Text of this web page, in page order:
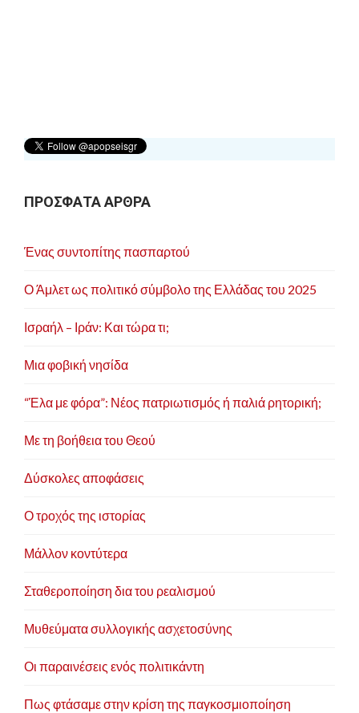
ρ
ρ
ν
ΠΡΟΣΦΑΤΑ ΑΡΘΡΑ
Ένας συντοπίτης πασπαρτού
Ο Άμλετ ως πολιτικό σύμβολο της Ελλάδας του 2025
Ισραήλ – Ιράν: Και τώρα τι;
Μια φοβική νησίδα
“Έλα με φόρα”: Νέος πατριωτισμός ή παλιά ρητορική;
Με τη βοήθεια του Θεού
Δύσκολες αποφάσεις
Ο τροχός της ιστορίας
Μάλλον κοντύτερα
Σταθεροποίηση δια του ρεαλισμού
Μυθεύματα συλλογικής ασχετοσύνης
Οι παραινέσεις ενός πολιτικάντη
Πως φτάσαμε στην κρίση της παγκοσμιοποίηση